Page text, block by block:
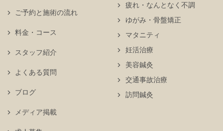
疲れ・なんとなく不調
ゆがみ・骨盤矯正
マタニティ
妊活治療
美容鍼灸
交通事故治療
訪問鍼灸
ご予約と施術の流れ
料金・コース
スタッフ紹介
よくある質問
ブログ
メディア掲載